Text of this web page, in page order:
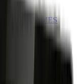
JAMES
JAMES